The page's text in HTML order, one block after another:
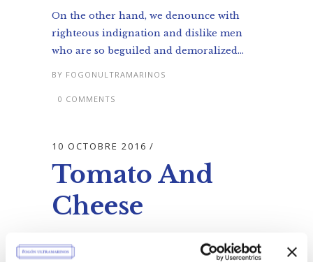
On the other hand, we denounce with
righteous indignation and dislike men
who are so beguiled and demoralized...
BY FOGONULTRAMARINOS
0 COMMENTS
10 OCTOBRE 2016
Tomato And
Cheese
righteous indignation and dislike men